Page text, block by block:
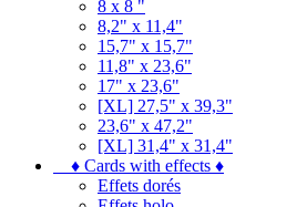
8 x 8 "
8,2" x 11,4"
15,7" x 15,7"
11,8" x 23,6"
17" x 23,6"
[XL] 27,5" x 39,3"
23,6" x 47,2"
[XL] 31,4" x 31,4"
♦ Cards with effects ♦
Effets dorés